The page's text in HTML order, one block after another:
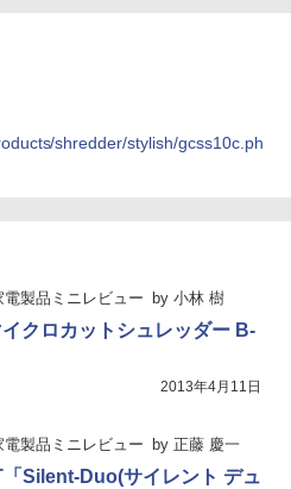
shredder/stylish/gcss10c.ph
電製品ミニレビュー by 小林 樹
クロカットシュレッダー B-
2013年4月11日
電製品ミニレビュー by 正藤 慶一
Silent-Duo(サイレント デュ